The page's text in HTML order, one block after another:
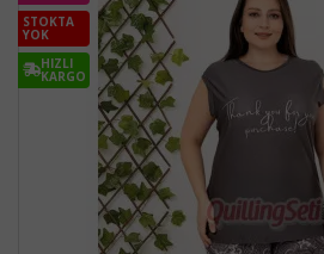
STOKTA
YOK
HIZLI
KARGO